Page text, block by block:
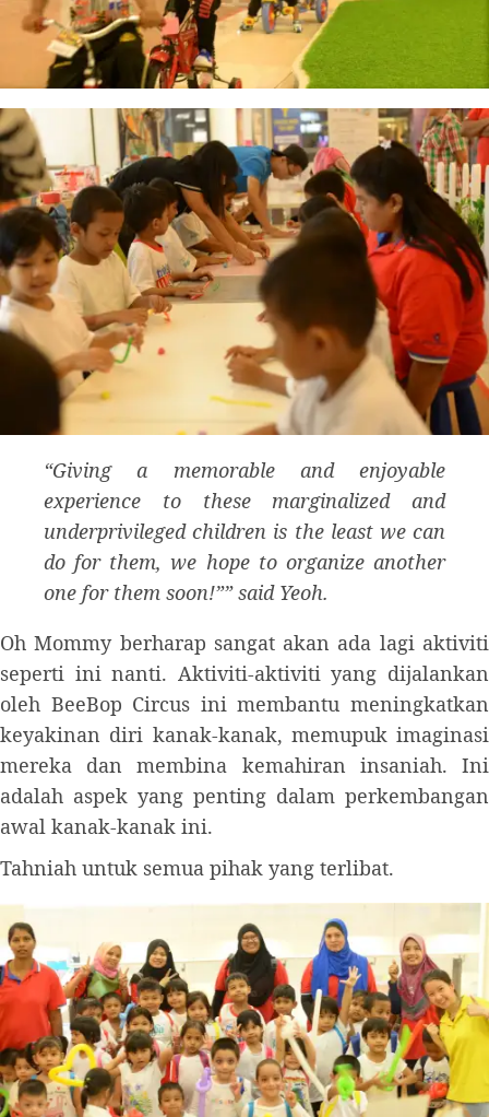
“Giving a memorable and enjoyable
experience to these marginalized and
underprivileged children is the least we can
do for them, we hope to organize another
one for them soon!”” said Yeoh.
Oh Mommy berharap sangat akan ada lagi aktiviti
seperti ini nanti. Aktiviti-aktiviti yang dijalankan
oleh BeeBop Circus ini membantu meningkatkan
keyakinan diri kanak-kanak, memupuk imaginasi
mereka dan membina kemahiran insaniah. Ini
adalah aspek yang penting dalam perkembangan
awal kanak-kanak ini.
Tahniah untuk semua pihak yang terlibat.